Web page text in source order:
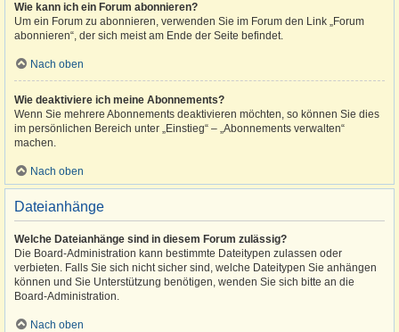
Wie kann ich ein Forum abonnieren?
Um ein Forum zu abonnieren, verwenden Sie im Forum den Link „Forum
abonnieren“, der sich meist am Ende der Seite befindet.
Nach oben
Wie deaktiviere ich meine Abonnements?
Wenn Sie mehrere Abonnements deaktivieren möchten, so können Sie dies
im persönlichen Bereich unter „Einstieg“ – „Abonnements verwalten“
machen.
Nach oben
Dateianhänge
Welche Dateianhänge sind in diesem Forum zulässig?
Die Board-Administration kann bestimmte Dateitypen zulassen oder
verbieten. Falls Sie sich nicht sicher sind, welche Dateitypen Sie anhängen
können und Sie Unterstützung benötigen, wenden Sie sich bitte an die
Board-Administration.
Nach oben